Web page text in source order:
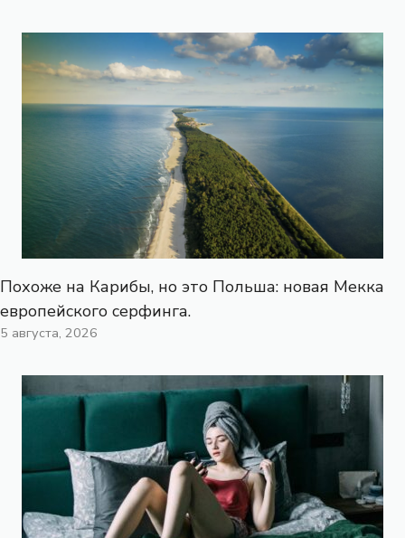
Похоже на Карибы, но это Польша: новая Мекка
европейского серфинга.
5 августа, 2026